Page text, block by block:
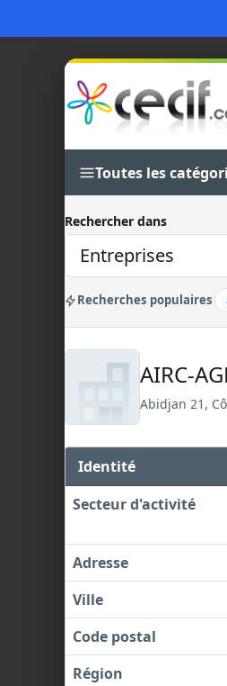
Toutes les
Rechercher dans
Recherches populaires
AIRC-
Abidjan 21,
Identité
Secteur d'activité
Adresse
Ville
Code postal
Région